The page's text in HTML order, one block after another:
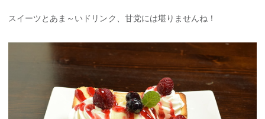
スイーツとあま～いドリンク、甘党には堪りませんね！